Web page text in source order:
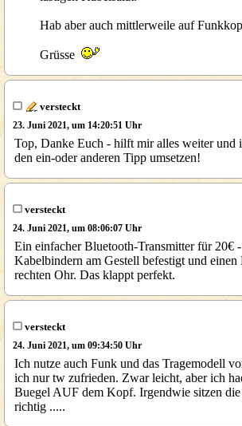
Hab aber auch mittlerweile auf
Grüsse
versteckt
23. Juni 2021, um 14:20:51 Uhr
Top, Danke Euch - hilft mir alles weiter und
den ein-oder anderen Tipp umsetzen!
versteckt
24. Juni 2021, um 08:06:07 Uhr
Ein einfacher Bluetooth-Transmitter für 20€
Kabelbindern am Gestell befestigt und
rechten Ohr. Das klappt perfekt.
versteckt
24. Juni 2021, um 09:34:50 Uhr
Ich nutze auch Funk und das Tragemodell
ich nur tw zufrieden. Zwar leicht, aber ich
Buegel AUF dem Kopf. Irgendwie sitzen
richtig .....